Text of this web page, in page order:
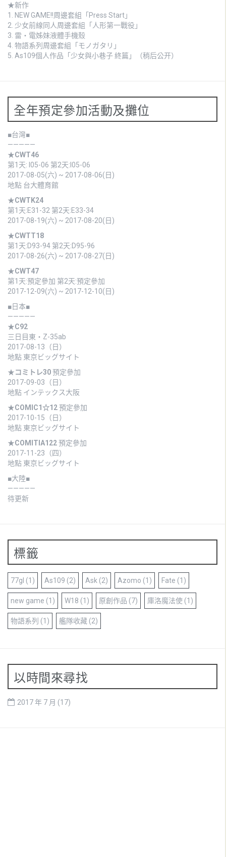
★新作
1.
NEW GAME!!周邊套組「Press Start」
2. 少女前線同人周邊套組「人形第一戰役」
3. 雷・電姊妹液體手機殼
4. 物語系列周邊套組「モノガタリ」
5. As109個人作品「少女與小巷子 終篇」（稍后公开）
全年預定參加活動及攤位
■台灣■
—————
★CWT46
第1天: I05-06 第2天:I05-06
2017-08-05(六) ~ 2017-08-06(日)
地點 台大體育館
★CWTK24
第1天:E31-32 第2天:E33-34
2017-08-19(六) ~ 2017-08-20(日)
★CWTT18
第1天:D93-94 第2天:D95-96
2017-08-26(六) ~ 2017-08-27(日)
★CWT47
第1天:預定參加 第2天:預定參加
2017-12-09(六) ~ 2017-12-10(日)
■日本■
—————
★C92
三日目東・Z-35ab
2017-08-13（日）
地點 東京ビッグサイト
★コミトレ30預定參加
2017-09-03（日）
地點 インテックス大阪
★COMIC1☆12預定參加
2017-10-15（日）
地點 東京ビッグサイト
★COMITIA122預定參加
2017-11-23（四）
地點 東京ビッグサイト
■大陸■
—————
待更新
標籤
77gl (1) As109 (2) Ask (2) Azomo (1) Fate (1)
new game (1) W18 (1) 原創作品 (7) 庫洛魔法使 (1)
物語系列 (1) 艦隊收藏 (2)
以時間來尋找
2017 年 7 月 (17)